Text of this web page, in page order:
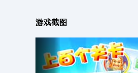
游戏截图